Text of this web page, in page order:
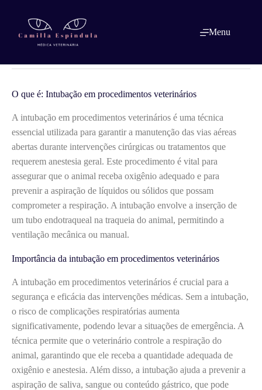
conteúdo
Menu
O que é: Intubação em procedimentos
veterinários
O que é: Intubação em procedimentos veterinários
A intubação em procedimentos veterinários é uma técnica
essencial utilizada para garantir a manutenção das vias aéreas
abertas durante intervenções cirúrgicas ou tratamentos que
requerem anestesia geral. Este procedimento é vital para
assegurar que o animal receba oxigênio adequado e para
prevenir a aspiração de líquidos ou sólidos que possam
comprometer a respiração. A intubação envolve a inserção de
um tubo endotraqueal na traqueia do animal, permitindo a
ventilação mecânica ou manual.
Importância da intubação em procedimentos veterinários
A intubação em procedimentos veterinários é crucial para a
segurança e eficácia das intervenções médicas. Sem a intubação,
o risco de complicações respiratórias aumenta
significativamente, podendo levar a situações de emergência. A
técnica permite que o veterinário controle a respiração do
animal, garantindo que ele receba a quantidade adequada de
oxigênio e anestesia. Além disso, a intubação ajuda a prevenir a
aspiração de saliva, sangue ou conteúdo gástrico, que pode